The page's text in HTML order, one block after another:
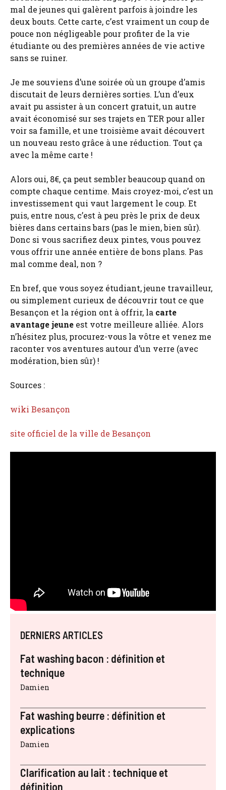
mal de jeunes qui galèrent parfois à joindre les
deux bouts. Cette carte, c’est vraiment un coup de
pouce non négligeable pour profiter de la vie
étudiante ou des premières années de vie active
sans se ruiner.
Je me souviens d’une soirée où un groupe d’amis
discutait de leurs dernières sorties. L’un d’eux
avait pu assister à un concert gratuit, un autre
avait économisé sur ses trajets en TER pour aller
voir sa famille, et une troisième avait découvert
un nouveau resto grâce à une réduction. Tout ça
avec la même carte !
Alors oui, 8€, ça peut sembler beaucoup quand on
compte chaque centime. Mais croyez-moi, c’est un
investissement qui vaut largement le coup. Et
puis, entre nous, c’est à peu près le prix de deux
bières dans certains bars (pas le mien, bien sûr).
Donc si vous sacrifiez deux pintes, vous pouvez
vous offrir une année entière de bons plans. Pas
mal comme deal, non ?
En bref, que vous soyez étudiant, jeune travailleur,
ou simplement curieux de découvrir tout ce que
Besançon et la région ont à offrir, la carte
avantage jeune est votre meilleure alliée. Alors
n’hésitez plus, procurez-vous la vôtre et venez me
raconter vos aventures autour d’un verre (avec
modération, bien sûr) !
Sources :
wiki Besançon
site officiel de la ville de Besançon
DERNIERS ARTICLES
Fat washing bacon : définition et
technique
Damien
Fat washing beurre : définition et
explications
Damien
Clarification au lait : technique et
définition